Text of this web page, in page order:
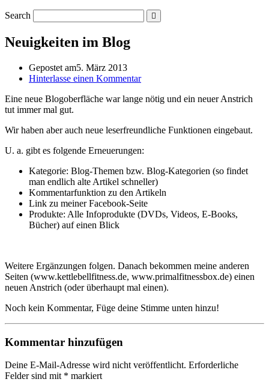
Search
Neuigkeiten im Blog
Gepostet am5. März 2013
Hinterlasse einen Kommentar
Eine neue Blogoberfläche war lange nötig und ein neuer Anstrich
tut immer mal gut.
Wir haben aber auch neue leserfreundliche Funktionen eingebaut.
U. a. gibt es folgende Erneuerungen:
Kategorie: Blog-Themen bzw. Blog-Kategorien (so findet
man endlich alte Artikel schneller)
Kommentarfunktion zu den Artikeln
Link zu meiner Facebook-Seite
Produkte: Alle Infoprodukte (DVDs, Videos, E-Books,
Bücher) auf einen Blick
Weitere Ergänzungen folgen. Danach bekommen meine anderen
Seiten (www.kettlebellfitness.de, www.primalfitnessbox.de) einen
neuen Anstrich (oder überhaupt mal einen).
Noch kein Kommentar, Füge deine Stimme unten hinzu!
Kommentar hinzufügen
Deine E-Mail-Adresse wird nicht veröffentlicht. Erforderliche
Felder sind mit * markiert